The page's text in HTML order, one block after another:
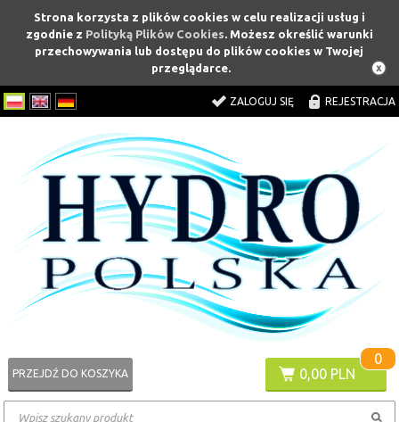
Strona korzysta z plików cookies w celu realizacji usług i
zgodnie z Polityką Plików Cookies. Możesz określić warunki
przechowywania lub dostępu do plików cookies w Twojej
przeglądarce.
ZALOGUJ SIĘ REJESTRACJA
0,00 PLN
0
PRZEJDŹ DO KOSZYKA